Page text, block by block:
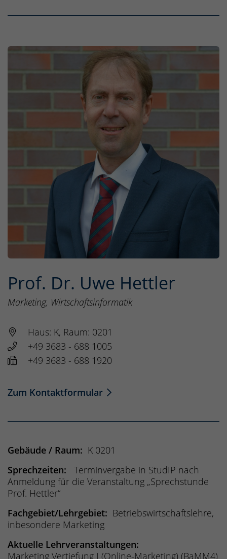
Prof. Dr. Uwe Hettler
Marketing, Wirtschaftsinformatik
Haus: K, Raum: 0201
+49 3683 - 688 1005
+49 3683 - 688 1920
Zum Kontaktformular
Gebäude / Raum: K 0201
Sprechzeiten: Terminvergabe in StudIP nach
Anmeldung für die Veranstaltung „Sprechstunde
Prof. Hettler“
Fachgebiet/Lehrgebiet: Betriebswirtschaftslehre,
inbesondere Marketing
Aktuelle Lehrveranstaltungen:
Marketing Vertiefung I (Online-Marketing) (BaMM4)